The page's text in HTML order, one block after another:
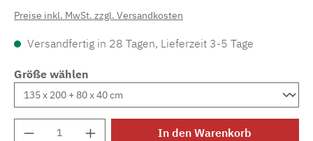
Preise inkl. MwSt. zzgl. Versandkosten
Versandfertig in 28 Tagen, Lieferzeit 3-5 Tage
Größe wählen
Produkt Anzahl: Gib den gewünschten
In den Warenkorb